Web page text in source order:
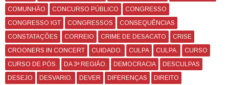
COMUNHÃO
CONCURSO PÚBLICO
CONGRESSO
CONGRESSO IGT
CONGRESSOS
CONSEQUÊNCIAS
CONSTATAÇÕES
CORREIO CRIME DE DESACATO
CRISE
CROONERS IN CONCERT
CUIDADO. CULPA CULPA.
CURSO
CURSO DE PÓS.
DA 3ª REGIÃO. DEMOCRACIA
DESCULPAS
DESEJO
DESVARIO. DEVER DIFERENÇAS
DIREITO